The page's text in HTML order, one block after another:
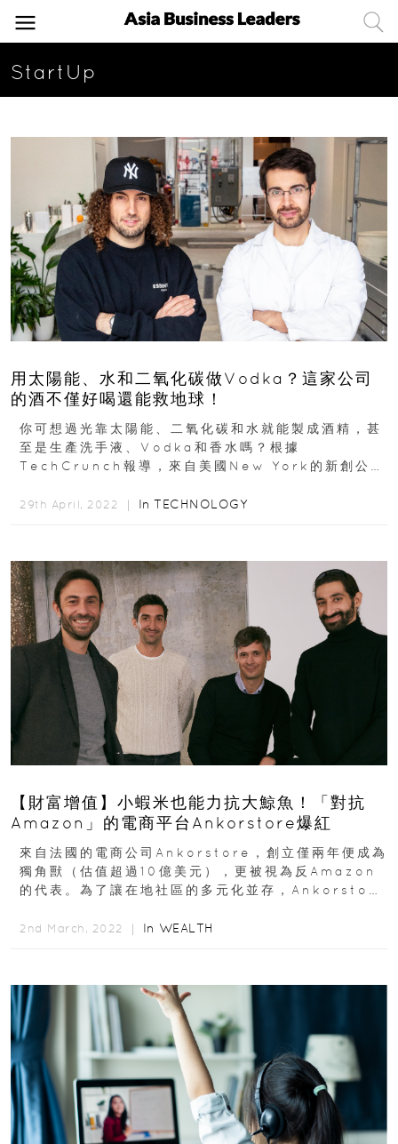
StartUp
用太陽能、水和二氧化碳做Vodka？這家公司
的酒不僅好喝還能救地球！
你可想過光靠太陽能、二氧化碳和水就能製成酒精，甚
至是生產洗手液、Vodka和香水嗎？根據
TechCrunch報導，來自美國New York的新創公司
29th April, 2022 ｜ In TECHNOLOGY
【財富增值】小蝦米也能力抗大鯨魚！「對抗
Amazon」的電商平台Ankorstore爆紅
來自法國的電商公司Ankorstore，創立僅兩年便成為
獨角獸（估值超過10億美元），更被視為反Amazon
的代表。為了讓在地社區的多元化並存，Ankorstore
2nd March, 2022 ｜ In WEALTH